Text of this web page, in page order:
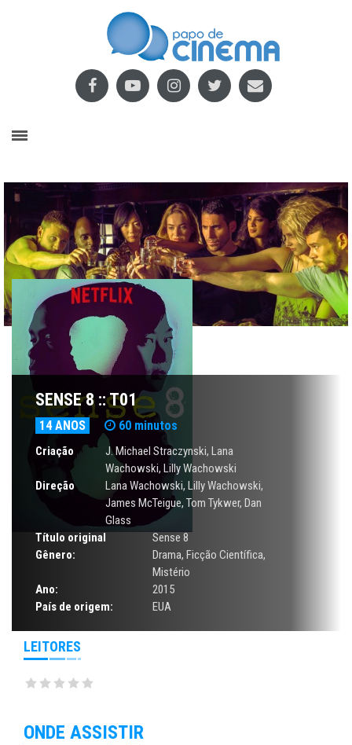
SENSE 8 :: T01
14 ANOS 60 minutos
Criação J. Michael Straczynski,Lana
Wachowski,Lilly Wachowski
Direção
Lana Wachowski,Lilly Wachowski,
James McTeigue,Tom Tykwer, Dan
Glass
Título original
Sense 8
Gênero:
Drama, Ficção Científica,
Mistério
Ano:
2015
País de origem:
EUA
LEITORES
ONDE ASSISTIR